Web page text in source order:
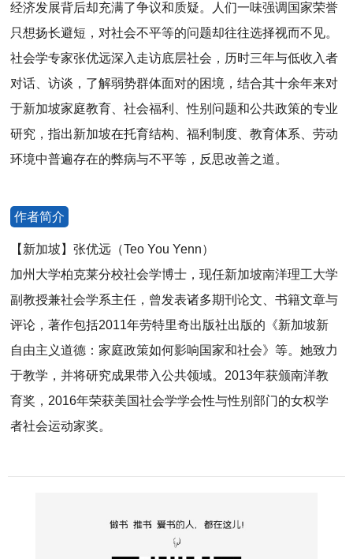
经济发展背后却充满了争议和质疑。人们一味强调国家荣誉
只想扬长避短，对社会不平等的问题却往往选择视而不见。
社会学专家张优远深入走访底层社会，历时三年与低收入者
对话、访谈，了解弱势群体面对的困境，结合其十余年来对
于新加坡家庭教育、社会福利、性别问题和公共政策的专业
研究，指出新加坡在托育结构、福利制度、教育体系、劳动
环境中普遍存在的弊病与不平等，反思改善之道。
作者简介
【新加坡】张优远（Teo You Yenn）
加州大学柏克莱分校社会学博士，现任新加坡南洋理工大学
副教授兼社会学系主任，曾发表诸多期刊论文、书籍文章与
评论，著作包括2011年劳特里奇出版社出版的《新加坡新
自由主义道德：家庭政策如何影响国家和社会》等。她致力
于教学，并将研究成果带入公共领域。2013年获颁南洋教
育奖，2016年荣获美国社会学学会性与性别部门的女权学
者社会运动家奖。